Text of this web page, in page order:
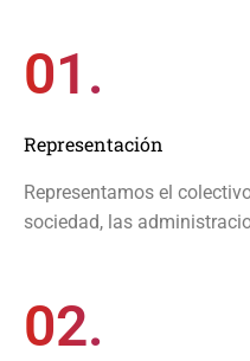
01.
Representación
Representamos el
sociedad, las
02.